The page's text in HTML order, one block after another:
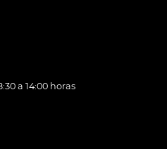
a 14:00 horas